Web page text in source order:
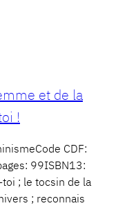
et de la
!
CDF:
99ISBN13:
; le tocsin de la
; reconnais